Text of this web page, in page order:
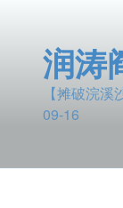
润涛
【摊破浣
09-16